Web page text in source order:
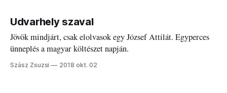
Udvarhely szaval
Jövök mindjárt, csak elolvasok egy József Attilát. Egyperces
ünneplés a magyar költészet napján.
Szász Zsuzsi 2018 okt. 02